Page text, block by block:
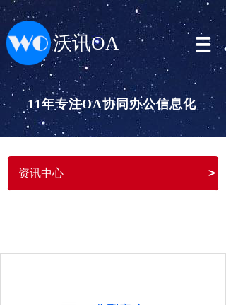
沃讯OA
11年专注OA协同办公信息化
资讯中心 >